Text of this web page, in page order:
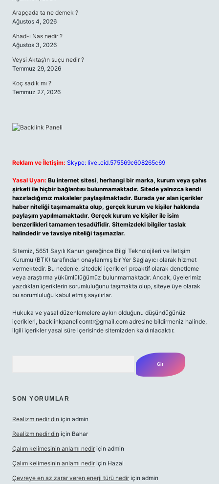
Arapçada ta ne demek ?
Ağustos 4, 2026
Ahad-ı Nas nedir ?
Ağustos 3, 2026
Veysi Aktaş’ın suçu nedir ?
Temmuz 29, 2026
Koç sadık mı ?
Temmuz 27, 2026
Reklam ve İletişim: Skype: live:.cid.575569c608265c69
Yasal Uyarı: Bu internet sitesi, herhangi bir marka, kurum veya şahıs
şirketi ile hiçbir bağlantısı bulunmamaktadır. Sitede yalnızca kendi
hazırladığımız makaleler paylaşılmaktadır. Burada yer alan içerikler
haber niteliği taşımamakta olup, gerçek kurum ve kişiler hakkında
paylaşım yapılmamaktadır. Gerçek kurum ve kişiler ile isim
benzerlikleri tamamen tesadüfidir. Sitemizdeki bilgiler taslak
halindedir ve tavsiye niteliği taşımazlar.
Sitemiz, 5651 Sayılı Kanun gereğince Bilgi Teknolojileri ve İletişim
Kurumu (BTK) tarafından onaylanmış bir Yer Sağlayıcı olarak hizmet
vermektedir. Bu nedenle, sitedeki içerikleri proaktif olarak denetleme
veya araştırma yükümlülüğümüz bulunmamaktadır. Ancak, üyelerimiz
yazdıkları içeriklerin sorumluluğunu taşımakta olup, siteye üye olarak
bu sorumluluğu kabul etmiş sayılırlar.
Hukuka ve yasal düzenlemelere aykırı olduğunu düşündüğünüz
içerikleri, backlinkpanelicomtr@gmail.com adresine bildirmeniz halinde,
ilgili içerikler yasal süre içerisinde sitemizden kaldırılacaktır.
SON YORUMLAR
Realizm nedir din için admin
Realizm nedir din için Bahar
Çalım kelimesinin anlamı nedir için admin
Çalım kelimesinin anlamı nedir için Hazal
Çevreye en az zarar veren enerji türü nedir için admin